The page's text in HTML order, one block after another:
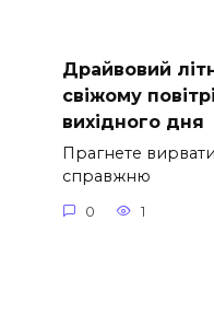
Драйвовий
свіжому
вихідного дня
Прагнете
справжню
0 1